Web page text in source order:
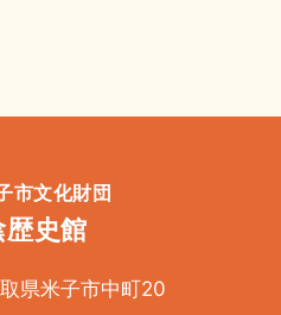
市文化財団
歴史館
県米子市中町20